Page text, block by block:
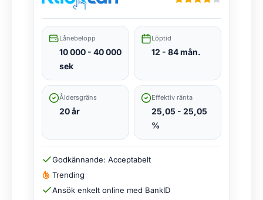
Lånebelopp
10 000 - 40 000
sek
Löptid
12 - 84 mån.
Åldersgräns
20 år
Effektiv ränta
25,05 - 25,05
%
Godkännande: Acceptabelt
Trending
Ansök enkelt online med BankID